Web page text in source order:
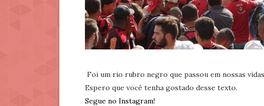
Foi um rio rubro negro que passou em nossas
Espero que você tenha gostado desse texto.
Segue no Instagram!